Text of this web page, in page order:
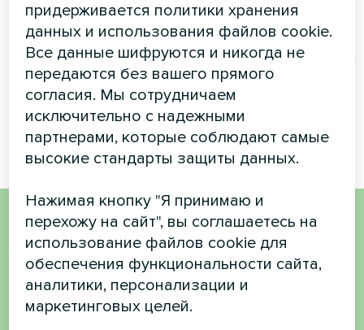
Тепловые насосы MyCond
Split серии BeeHeat
обеспечивают комфорт
круглый год
U12BH
Тепловой насос MyCond Split
BeeHeat MHS-U12BH
обеспечивает надежное
круглый год
Хотите купить или у вас
есть вопросы?
Свяжитесь с нами, и мы поможем вам
придерживается политики хранения
данных и использования файлов cookie.
Все данные шифруются и никогда не
передаются без вашего прямого
согласия. Мы сотрудничаем
исключительно с надежными
партнерами, которые соблюдают самые
высокие стандарты защиты данных.
Нажимая кнопку "Я принимаю и
перехожу на сайт", вы соглашаетесь на
использование файлов cookie для
обеспечения функциональности сайта,
аналитики, персонализации и
маркетинговых целей.